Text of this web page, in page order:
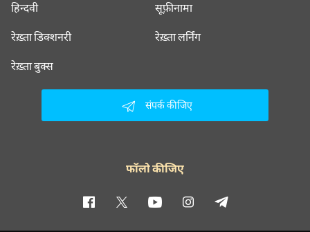
हिन्दवी सूफ़ीनामा
रेख़्ता डिक्शनरी रेख़्ता लर्निंग
रेख़्ता बुक्स
संपर्क कीजिए
फॉलो कीजिए